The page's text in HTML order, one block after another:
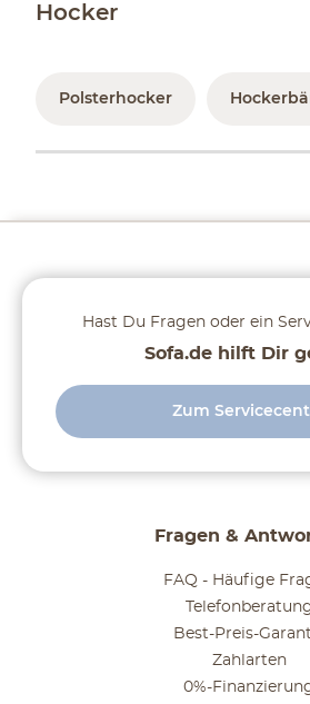
Hocker
Polsterhocker
Fragen &
FAQ - Häufige
Best-Preis-
Zahlarten
0%-
Hast Du Fragen oder ein
Sofa.de hilft Dir
Zum